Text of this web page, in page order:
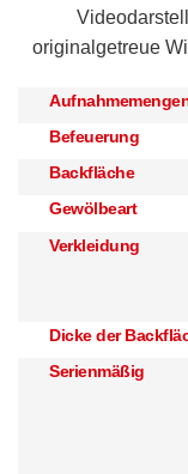
originalgetreue
Befeuerung
Backfläche
Gewölbeart
Verkleidung
Dicke der
Serienmäßig